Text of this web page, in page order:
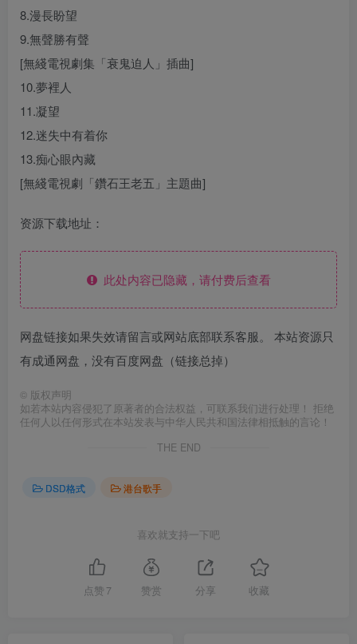
8.漫長盼望
9.無聲勝有聲
[無綫電視劇集「衰鬼迫人」插曲]
10.夢裡人
11.凝望
12.迷失中有着你
13.痴心眼內藏
[無綫電視劇「鑽石王老五」主題曲]
资源下载地址：
此处内容已隐藏，请付费后查看
网盘链接如果失效请留言或网站底部联系客服。 本站资源只
有成通网盘，没有百度网盘（链接总掉）
© 版权声明
如若本站内容侵犯了原著者的合法权益，可联系我们进行处理！ 拒绝
任何人以任何形式在本站发表与中华人民共和国法律相抵触的言论！
THE END
DSD格式 港台歌手
喜欢就支持一下吧
点赞 7 赞赏 分享 收藏